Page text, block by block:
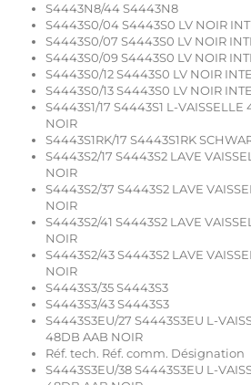
S4443N8/44 S4443N8
S4443S0/04 S4443S0 LV NOIR
S4443S0/07 S4443S0 LV NOIR
S4443S0/09 S4443S0 LV NOIR
S4443S0/12 S4443S0 LV NOIR
S4443S0/13 S4443S0 LV NOIR
S4443S1/17 S4443S1 L-VAISSELLE
NOIR
S4443S1RK/17 S4443S1RK
S4443S2/17 S4443S2 LAVE
NOIR
S4443S2/37 S4443S2 LAVE
NOIR
S4443S2/41 S4443S2 LAVE
NOIR
S4443S2/43 S4443S2 LAVE
NOIR
S4443S3/35 S4443S3
S4443S3/43 S4443S3
S4443S3EU/27 S4443S3EU L-
48DB AAB NOIR
Réf. tech. Réf. comm. Désignation
S4443S3EU/38 S4443S3EU L-